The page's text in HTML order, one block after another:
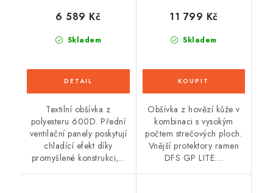
Skladem
6 589 Kč
Textilní obšívka z
polyesteru 600D. Přední
ventilační panely poskytují
chladící efekt díky
promyšlené konstrukci,...
Skladem
11 799 Kč
Obšívka z hovězí kůže v
kombinaci s vysokým
počtem strečových ploch.
Vnější protektory ramen
DFS GP LITE....